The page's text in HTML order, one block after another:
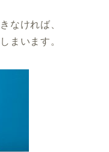
なければ、
まいます。